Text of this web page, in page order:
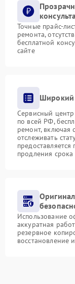
Точные прайс-
ремонта,
бесплатной
сайте
Широкий
Сервисный центр
по всей РФ,
ремонт, включая
отслеживать
продления
Использование
аккуратная
резервное